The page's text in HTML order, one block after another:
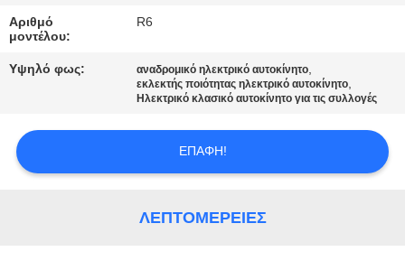
ΜΑΖΊ
ΜΑΣ
ΖΗΤΉΣΤΕ
Αριθμό
μοντέλου:
R6
Υψηλό φως: αναδρομικό ηλεκτρικό αυτοκίνητο,
εκλεκτής ποιότητας ηλεκτρικό αυτοκίνητο,
Ηλεκτρικό κλασικό αυτοκίνητο για τις συλλογές
ΕΠΑΦΉ!
ΛΕΠΤΟΜΈΡΕΙΕΣ